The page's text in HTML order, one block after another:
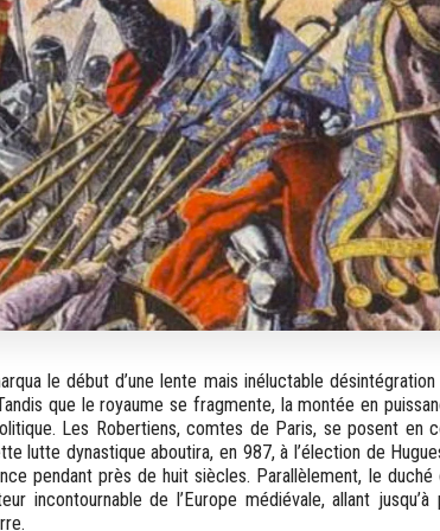
le début d’une lente mais inéluctable
que le royaume se fragmente, la montée en
Les Robertiens, comtes de Paris, se posent en
lutte dynastique aboutira, en 987, à l’élection de
pendant près de huit siècles. Parallèlement, le
incontournable de l’Europe médiévale, allant